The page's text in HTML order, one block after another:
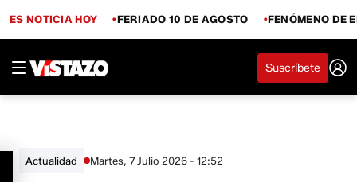
ES NOTICIA HOY FERIADO 10 DE AGOSTO FENÓMENO DE
Suscríbete
Actualidad Martes, 7 Julio 2026 - 12:52